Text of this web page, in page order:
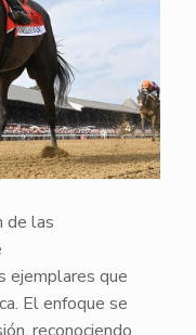
de las
ejemplares que
El enfoque se